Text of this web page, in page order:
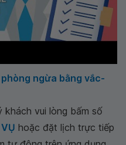
ngừa bằng vắc-
khách vui lòng bấm số
hoặc đặt lịch trực tiếp